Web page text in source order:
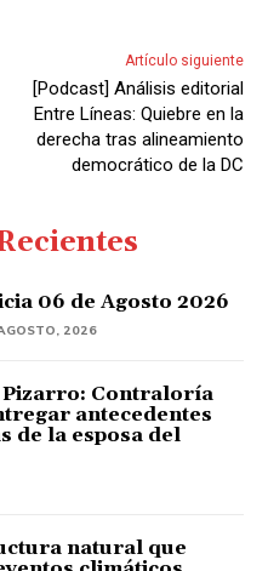
Artículo siguiente
[Podcast] Análisis editorial
Entre Líneas: Quiebre en la
derecha tras alineamiento
democrático de la DC
06 de Agosto 2026
2026
Pizarro: Contraloría
antecedentes
de la esposa del
natural que